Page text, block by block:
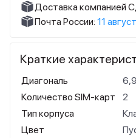
Доставка компанией
Почта России: 11
Краткие
Диагональ
Количество SIM-карт
2
Тип корпуса
Цвет